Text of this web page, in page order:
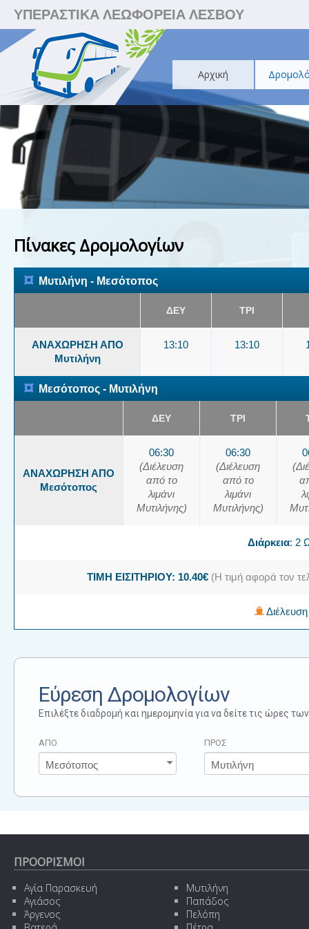
ΥΠΕΡΑΣΤΙΚΑ ΛΕΩΦΟΡΕΙΑ ΛΕΣΒΟΥ
Αρχική
Πίνακες Δρομολογίων
¤ Μυτιλήνη - Μεσότοπος
ΔΕΥ ΤΡΙ
ΑΝΑΧΩΡΗΣΗ ΑΠΟ
Μυτιλήνη
13:10 13:10
¤ Μεσότοπος - Μυτιλήνη
ΔΕΥ ΤΡΙ
ΑΝΑΧΩΡΗΣΗ ΑΠΟ
Μεσότοπος
06:30
(Διέλευση
από το
λιμάνι
Μυτιλήνης)
06:30
(Διέλευση
από το
λιμάνι
Μυτιλήνης)
Διάρκεια: 2
ΤΙΜΗ ΕΙΣΙΤΗΡΙΟΥ: 10.40€ (Η τιμή αφορά τον
Διέλευση
Εύρεση Δρομολογίων
Επιλέξτε διαδρομή και ημερομηνία για να δείτε τις ώρες
ΑΠΟ ΠΡΟΣ
ΠΡΟΟΡΙΣΜΟΙ
Αγία Παρασκευή
Αγιάσος
Άργενος
Μυτιλήνη
Παπάδος
Πελόπη